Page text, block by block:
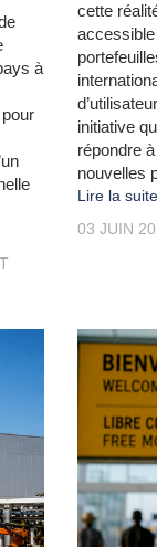
à
cette
initiative
répondre
nouvelles
Lire la
03 JUIN